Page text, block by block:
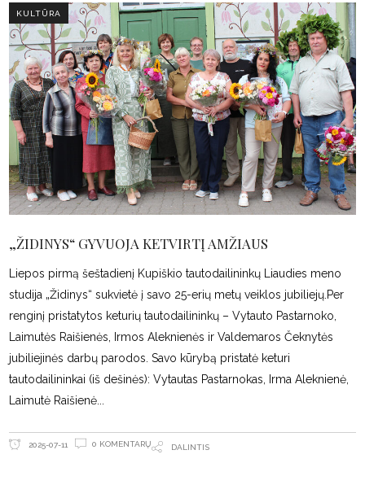
KULTŪRA
„ŽIDINYS“ GYVUOJA KETVIRTĮ AMŽIAUS
Liepos pirmą šeštadienį Kupiškio tautodailininkų Liaudies meno
studija „Židinys“ sukvietė į savo 25-erių metų veiklos jubiliejų.Per
renginį pristatytos keturių tautodailininkų – Vytauto Pastarnoko,
Laimutės Raišienės, Irmos Aleknienės ir Valdemaros Čeknytės
jubiliejinės darbų parodos. Savo kūrybą pristatė keturi
tautodailininkai (iš dešinės): Vytautas Pastarnokas, Irma Aleknienė,
Laimutė Raišienė
2025-07-11 0 KOMENTARŲ DALINTIS